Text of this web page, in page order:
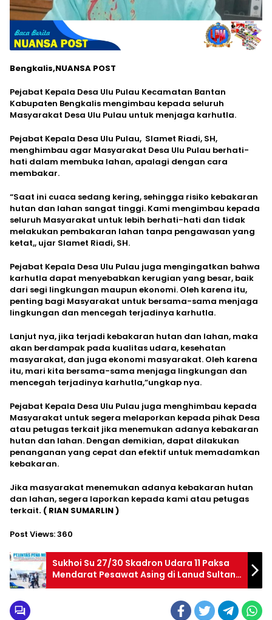
Bengkalis,NUANSA POST
Pejabat Kepala Desa Ulu Pulau Kecamatan Bantan
Kabupaten Bengkalis mengimbau kepada seluruh
Masyarakat Desa Ulu Pulau untuk menjaga karhutla.
Pejabat Kepala Desa Ulu Pulau, Slamet Riadi, SH,
menghimbau agar Masyarakat Desa Ulu Pulau berhati-
hati dalam membuka lahan, apalagi dengan cara
membakar.
“Saat ini cuaca sedang kering, sehingga risiko kebakaran
hutan dan lahan sangat tinggi. Kami mengimbau kepada
seluruh Masyarakat untuk lebih berhati-hati dan tidak
melakukan pembakaran lahan tanpa pengawasan yang
ketat,, ujar Slamet Riadi, SH.
Pejabat Kepala Desa Ulu Pulau juga mengingatkan bahwa
karhutla dapat menyebabkan kerugian yang besar, baik
dari segi lingkungan maupun ekonomi. Oleh karena itu,
penting bagi Masyarakat untuk bersama-sama menjaga
lingkungan dan mencegah terjadinya karhutla.
Lanjut nya, jika terjadi kebakaran hutan dan lahan, maka
akan berdampak pada kualitas udara, kesehatan
masyarakat, dan juga ekonomi masyarakat. Oleh karena
itu, mari kita bersama-sama menjaga lingkungan dan
mencegah terjadinya karhutla,”ungkap nya.
Pejabat Kepala Desa Ulu Pulau juga menghimbau kepada
Masyarakat untuk segera melaporkan kepada pihak Desa
atau petugas terkait jika menemukan adanya kebakaran
hutan dan lahan. Dengan demikian, dapat dilakukan
penanganan yang cepat dan efektif untuk memadamkan
kebakaran.
Jika masyarakat menemukan adanya kebakaran hutan
dan lahan, segera laporkan kepada kami atau petugas
terkait. ( RIAN SUMARLIN )
Post Views:360
Sukhoi Su 27/30 Skadron Udara 11 Paksa
Mendarat Pesawat Asing di Lanud Sultan
Hasanuddin